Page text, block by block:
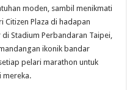
moden, sambil menikmati
Citizen Plaza di hadapan
Stadium Perbandaran Taipei,
ikonik bandar
pelari marathon untuk
mereka.